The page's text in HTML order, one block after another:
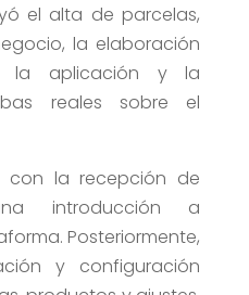
el alta de parcelas,
la elaboración
la aplicación y la
reales sobre el
con la recepción de
introducción a
Posteriormente,
y configuración